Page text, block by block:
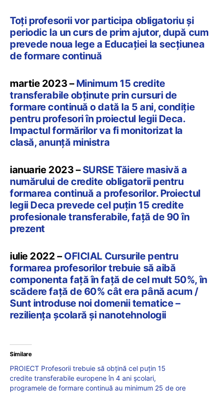
Toți profesorii vor participa obligatoriu și
periodic la un curs de prim ajutor, după cum
prevede noua lege a Educației la secțiunea
de formare continuă
martie 2023 – Minimum 15 credite
transferabile obținute prin cursuri de
formare continuă o dată la 5 ani, condiție
pentru profesori în proiectul legii Deca.
Impactul formărilor va fi monitorizat la
clasă, anunță ministra
ianuarie 2023 – SURSE Tăiere masivă a
numărului de credite obligatorii pentru
formarea continuă a profesorilor. Proiectul
legii Deca prevede cel puțin 15 credite
profesionale transferabile, față de 90 în
prezent
iulie 2022 – OFICIAL Cursurile pentru
formarea profesorilor trebuie să aibă
componenta față în față de cel mult 50%, în
scădere față de 60% cât era până acum /
Sunt introduse noi domenii tematice –
reziliența școlară și nanotehnologii
Similare
PROIECT Profesorii trebuie să obțină cel puțin 15
credite transferabile europene în 4 ani școlari,
programele de formare continuă au minimum 25 de ore